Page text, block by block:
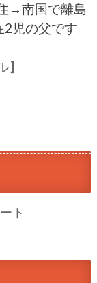
→南国で離島
児の父です。
ト